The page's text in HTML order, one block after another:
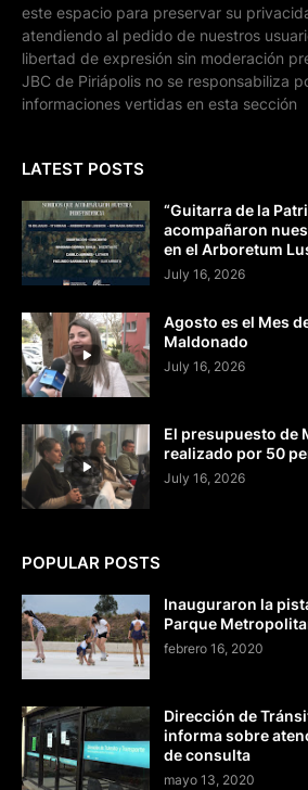
este espacio para preservar su
atendiendo al pedido de nuestros
libertad de expresión sin moderación
JBC de Piriápolis no se responsabiliza
informaciones vertidas en esta sección
LATEST POSTS
“Guitarra de la
acompañaron
en el Arboretum
July 16, 2026
Agosto es el Mes
Maldonado
July 16, 2026
El presupuesto de
realizado por 50
July 16, 2026
POPULAR POSTS
Inauguraron la
Parque
febrero 16, 2020
Dirección de
informa sobre
de consulta
mayo 13, 2020